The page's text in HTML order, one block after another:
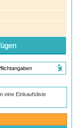
eine Einkaufsliste